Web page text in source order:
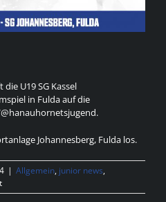
U19 SG Kassel
in Fulda auf die
Johannesberg, Fulda los.
| Allgemein, junior news,
für
U19